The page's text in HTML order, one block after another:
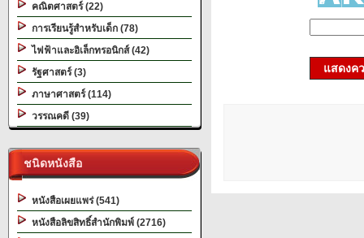
คณิตศาสตร์ (22)
การเรียนรู้สำหรับเด็ก (78)
ไฟฟ้าและอิเล็กทรอนิกส์ (42)
รัฐศาสตร์ (3)
ภาษาศาสตร์ (114)
วรรณคดี (39)
ชนิดหนังสือ
หนังสือเผยแพร่ (541)
หนังสือลิขสิทธิ์สำนักพิมพ์ (2716)
แสดงค